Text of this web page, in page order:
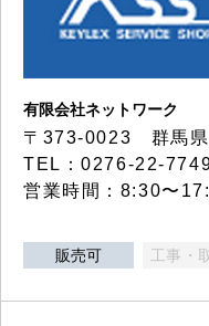
有限会社ネットワーク
〒373-0023 群馬県
TEL：0276-22-
営業時間：8:30〜
販売可 工事・